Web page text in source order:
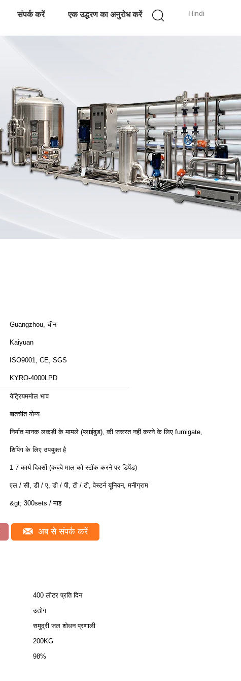
Hindi
संपर्क करें एक उद्धरण का अनुरोध करें
Guangzhou, चीन
Kaiyuan
ISO9001, CE, SGS
KYRO-4000LPD
येट्रियममोल भाव
बातचीत योग्य
निर्यात मानक लकड़ी के मामले (प्लाईवुड), की जरूरत नहीं करने के लिए fumigate,
शिपिंग के लिए उपयुक्त है
1-7 कार्य दिवसों (कच्चे माल को स्टॉक करने पर डिपेंड)
एल / सी, डी / ए, डी / पी, टी / टी, वेस्टर्न यूनियन, मनीग्राम
&gt; 300sets / माह
अब से संपर्क करें
400 लीटर प्रति दिन
उद्योग
समुद्री जल शोधन प्रणाली
200KG
98%